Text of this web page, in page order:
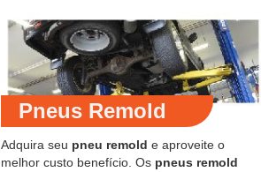
Pneus Remold
Adquira seu pneu remold e aproveite o
melhor custo benefício. Os pneus remold